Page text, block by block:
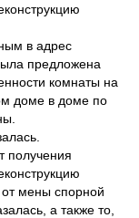
в адрес
предложена
комнаты на
доме в доме по
получения
мены спорной
а также то,